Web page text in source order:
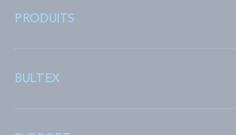
PRODUITS
BULTEX